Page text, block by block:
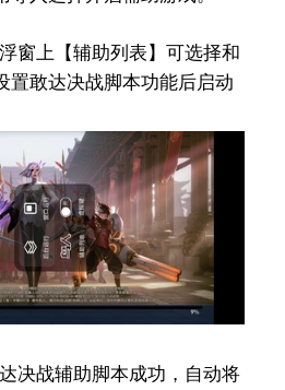
窗上【辅助列表】可选择和
置敢达决战脚本功能后启动
决战辅助脚本成功，自动将